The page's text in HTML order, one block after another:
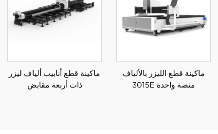
ماكينة قطع الليزر بالألياف
منصة واحدة 3015E
ماكينة قطع أنابيب ألياف ليزر
ذات أربعة مقابض